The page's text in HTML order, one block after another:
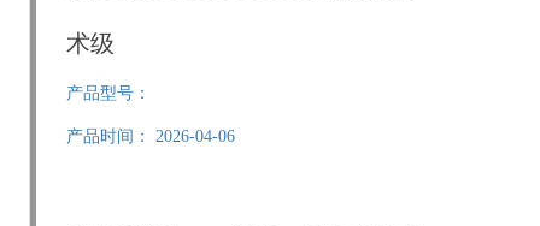
术级
产品型号：
产品时间： 2026-04-06